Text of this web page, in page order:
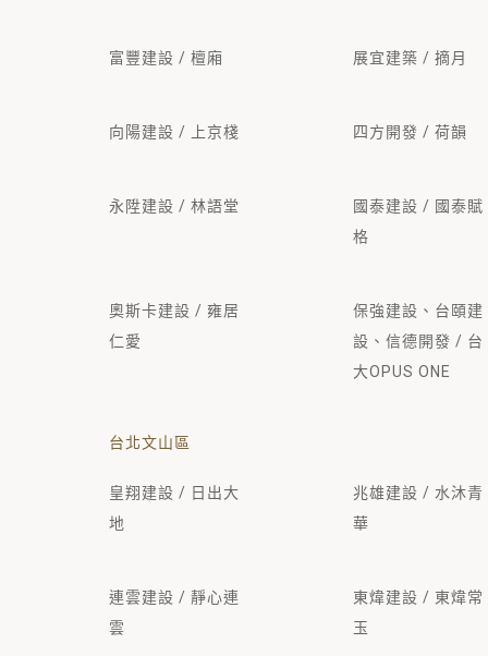
富豐建設 / 檀廂 展宜建築 / 摘月
向陽建設 / 上京棧 四方開發 / 荷韻
永陞建設 / 林語堂
國泰建設 / 國泰賦
格
奧斯卡建設 / 雍居
仁愛
保強建設、台頤建
設、信德開發 / 台
大OPUS ONE
台北文山區
皇翔建設 / 日出大
地
兆雄建設 / 水沐青
華
連雲建設 / 靜心連
雲
東煒建設 / 東煒常
玉